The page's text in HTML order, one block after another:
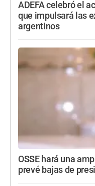
ADEFA celebró el
que impulsará las
argentinos
OSSE hará una
prevé bajas de